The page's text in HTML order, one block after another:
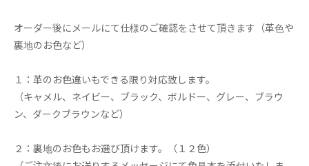
オーダー後にメールにて仕様のご確認をさせて頂きます（革色や
裏地のお色など）
１：革のお色違いもできる限り対応致します。
（キャメル、ネイビー、ブラック、ボルドー、グレー、ブラウ
ン、ダークブラウンなど）
２：裏地のお色もお選び頂けます。（１２色）